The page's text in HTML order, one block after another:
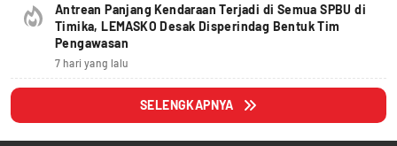
Antrean Panjang Kendaraan Terjadi di Semua SPBU di
Timika, LEMASKO Desak Disperindag Bentuk Tim
Pengawasan
7 hari yang lalu
SELENGKAPNYA